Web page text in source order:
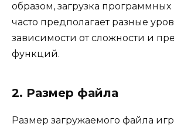
образом, загрузка
часто предполагает разные
зависимости от сложности и
функций.
2. Размер файла
Размер загружаемого файла